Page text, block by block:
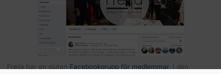
Freija har en sluten Facebookgrupp för medlemmar. I den